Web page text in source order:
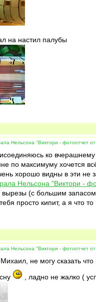
на настил палубы
Нельсона "Виктори - фотоотчет от
ко
по максимуму хочется
хорошо видны в эти не
вырезы (с большим
просто кипит, а я что
Нельсона "Виктори - фотоотчет от
не могу сказать
, ладно не жалко (